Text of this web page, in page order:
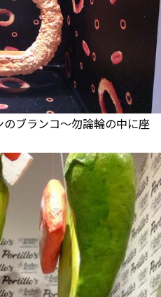
ブランコ～勿論輪の中に座